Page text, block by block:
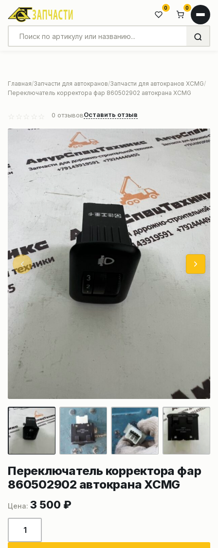
0 0
Главная Запчасти для автокранов Запчасти для автокранов XCMG
Переключатель корректора фар 860502902 автокрана XCMG
0 отзывовОставить отзыв
Переключатель корректора фар
860502902 автокрана XCMG
3 500 ₽
товара